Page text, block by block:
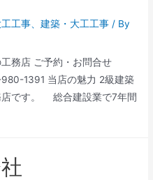
工事 、建築・大工工事 / By
務店 ご予約・お問合せ
1391 当店の魅力 2級建築
店です。 総合建設業で7年間